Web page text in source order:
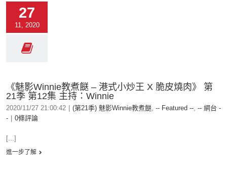
27
11, 2020
《魅影Winnie教煮餸 – 港式小炒王 X 脆皮燒肉》 第
21季 第12集 主持：Winnie
2020/11/27 21:00:42 (第21季) 魅影Winnie教煮餸, -- Featured --, -- 網台 -
-
0條評論
[...]
進一步了解